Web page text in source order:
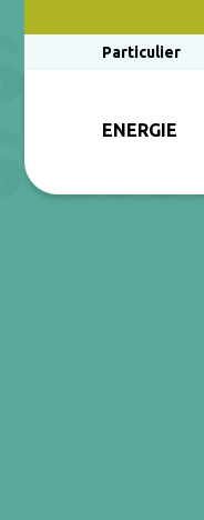
Particulier
ENERGIE